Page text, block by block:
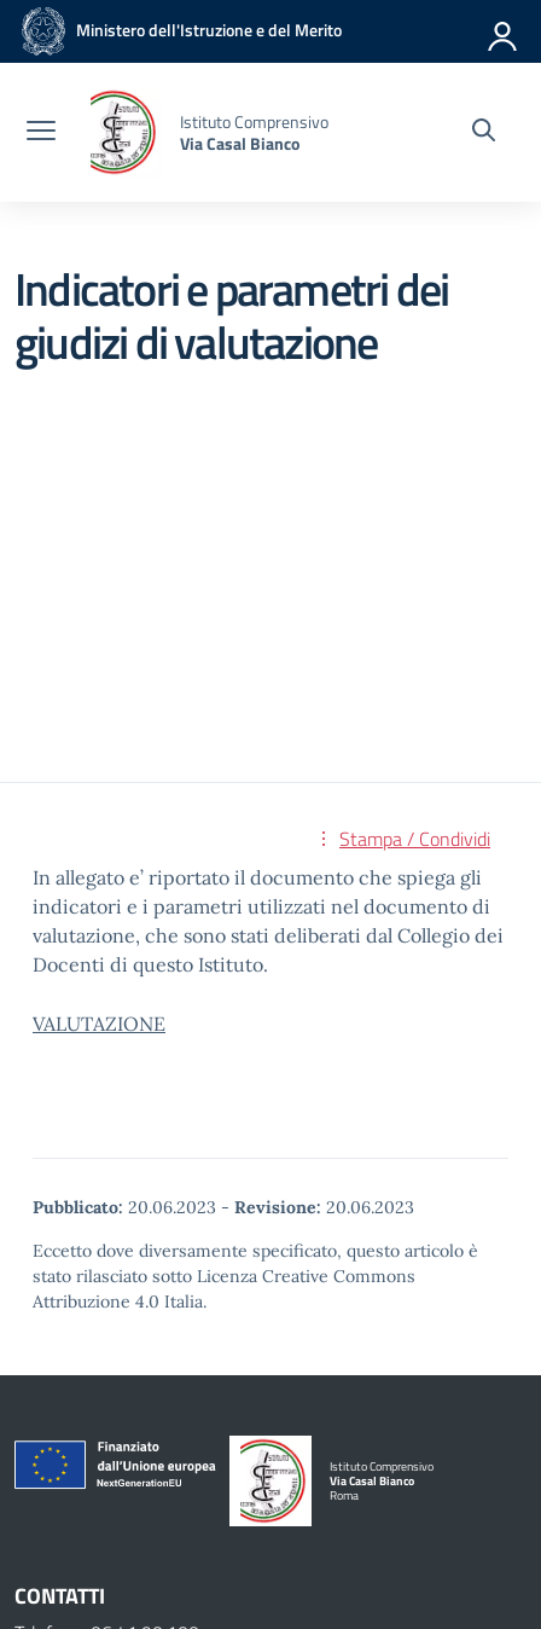
Vai ai contenuti
Vai al menu di navigazione
Vai al footer
Ministero dell'Istruzione e del Merito
Istituto Comprensivo
Via Casal Bianco
Indicatori e parametri dei
giudizi di valutazione
Stampa / Condividi
In allegato e’ riportato il documento che spiega gli
indicatori e i parametri utilizzati nel documento di
valutazione, che sono stati deliberati dal Collegio dei
Docenti di questo Istituto.
VALUTAZIONE
Pubblicato: 20.06.2023 - Revisione: 20.06.2023
Eccetto dove diversamente specificato, questo articolo è
stato rilasciato sotto Licenza Creative Commons
Attribuzione 4.0 Italia.
Istituto Comprensivo
Via Casal Bianco
Roma
CONTATTI